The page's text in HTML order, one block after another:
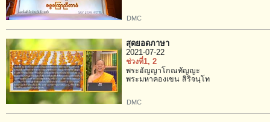
DMC
สุดยอดภาษา
2021-07-22
ช่วงที่1, 2
พระอัญญาโกณทัญญะ
พระมหาคองเขน สิริจนฺโท
DMC